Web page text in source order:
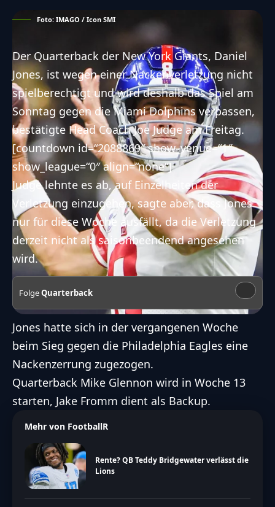
Foto: IMAGO / Icon SMI
Der Quarterback der New York Giants, Daniel
Jones, ist wegen einer Nackenverletzung nicht
spielberechtigt und wird deshalb das Spiel am
Sonntag gegen die Miami Dolphins verpassen,
bestätigte Head Coach Joe Judge am Freitag.
[countdown id=“2088869″ show_venue=“1″
show_league=“0″ align=“none“]
Judge lehnte es ab, auf Einzelheiten der
Verletzung einzugehen, sagte aber, dass Jones
nur für diese Woche ausfällt, da die Verletzung
derzeit nicht als saisonbeendend angesehen
wird.
FolgeQuarterback
Jones hatte sich in der vergangenen Woche
beim Sieg gegen die Philadelphia Eagles eine
Nackenzerrung zugezogen.
Quarterback Mike Glennon wird in Woche 13
starten, Jake Fromm dient als Backup.
Mehr von FootballR
Rente? QB Teddy Bridgewater verlässt die
Lions